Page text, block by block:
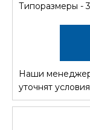
Типоразмеры -
Наши
уточнят